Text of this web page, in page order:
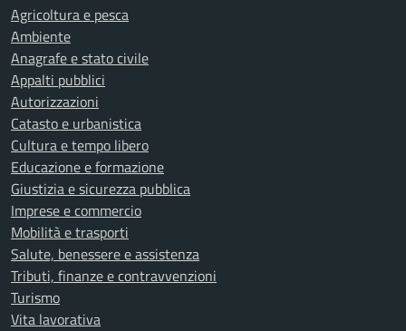
Agricoltura e pesca
Ambiente
Anagrafe e stato civile
Appalti pubblici
Autorizzazioni
Catasto e urbanistica
Cultura e tempo libero
Educazione e formazione
Giustizia e sicurezza pubblica
Imprese e commercio
Mobilità e trasporti
Salute, benessere e assistenza
Tributi, finanze e contravvenzioni
Turismo
Vita lavorativa